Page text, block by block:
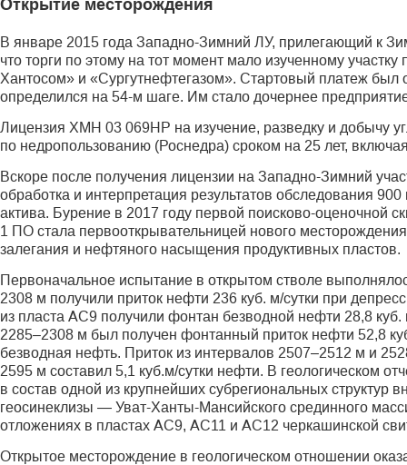
Открытие месторождения
В январе 2015 года Западно-Зимний ЛУ, прилегающий к
что торги по этому на тот момент мало изученному
Хантосом» и «Сургут­нефтегазом». Стартовый платеж был
определился на 54-м шаге. Им стало дочернее
Лицензия ХМН 03 069НР на изучение, разведку и добычу
по недропользованию (Роснедра) сроком на 25 лет,
Вскоре после получения лицензии на Западно-Зимний
обработка и интерпретация результатов обследования
актива. Бурение в 2017 году первой поисково-оценочной
1 ПО стала первооткрывательницей нового
залегания и нефтяного насыщения продуктивных пластов.
Первоначальное испытание в открытом стволе
2308 м получили приток нефти 236 куб. м/сутки при
из пласта АС9 получили фонтан безводной нефти 28,8
2285–2308 м был получен фонтанный приток нефти 52,8
безводная нефть. Приток из интервалов 2507–2512 м и
2595 м составил 5,1 куб.м/сутки нефти. В геологическом
в состав одной из крупнейших субрегиональных структур
геосинеклизы — Уват-Ханты-Мансийского срединного
отложениях в пластах АС9, АС11 и АС12 черкашинской
Открытое месторождение в геологическом отношении